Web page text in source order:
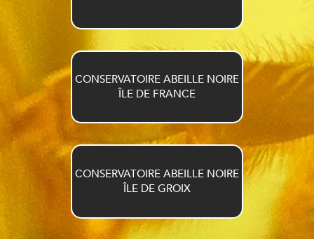
CONSERVATOIRE ABEILLE NOIRE
ÎLE DE FRANCE
CONSERVATOIRE ABEILLE NOIRE
ÎLE DE GROIX